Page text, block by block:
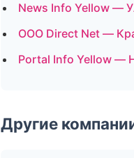
News Info Yellow —
ООО Direct Net —
Portal Info Yellow —
Другие